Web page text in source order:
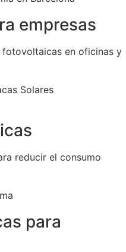
empresas
fotovoltaicas en oficinas y
reducir el consumo
para